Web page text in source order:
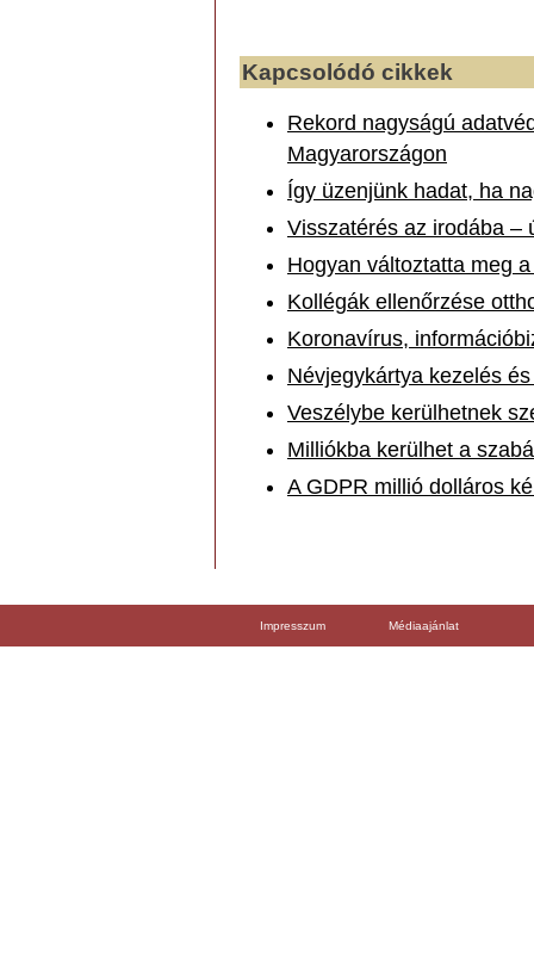
Kapcsolódó cikkek
Rekord nagyságú
Magyarországon
Így üzenjünk hadat, ha
Visszatérés az irodába –
Hogyan változtatta meg
Kollégák ellenőrzése
Koronavírus,
Névjegykártya kezelés
Veszélybe kerülhetnek
Milliókba kerülhet a
A GDPR millió dolláros
Impresszum Médiaajánlat